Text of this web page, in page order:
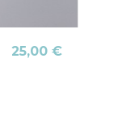
25,00 €